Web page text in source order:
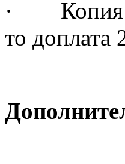
· Копия
то доплата